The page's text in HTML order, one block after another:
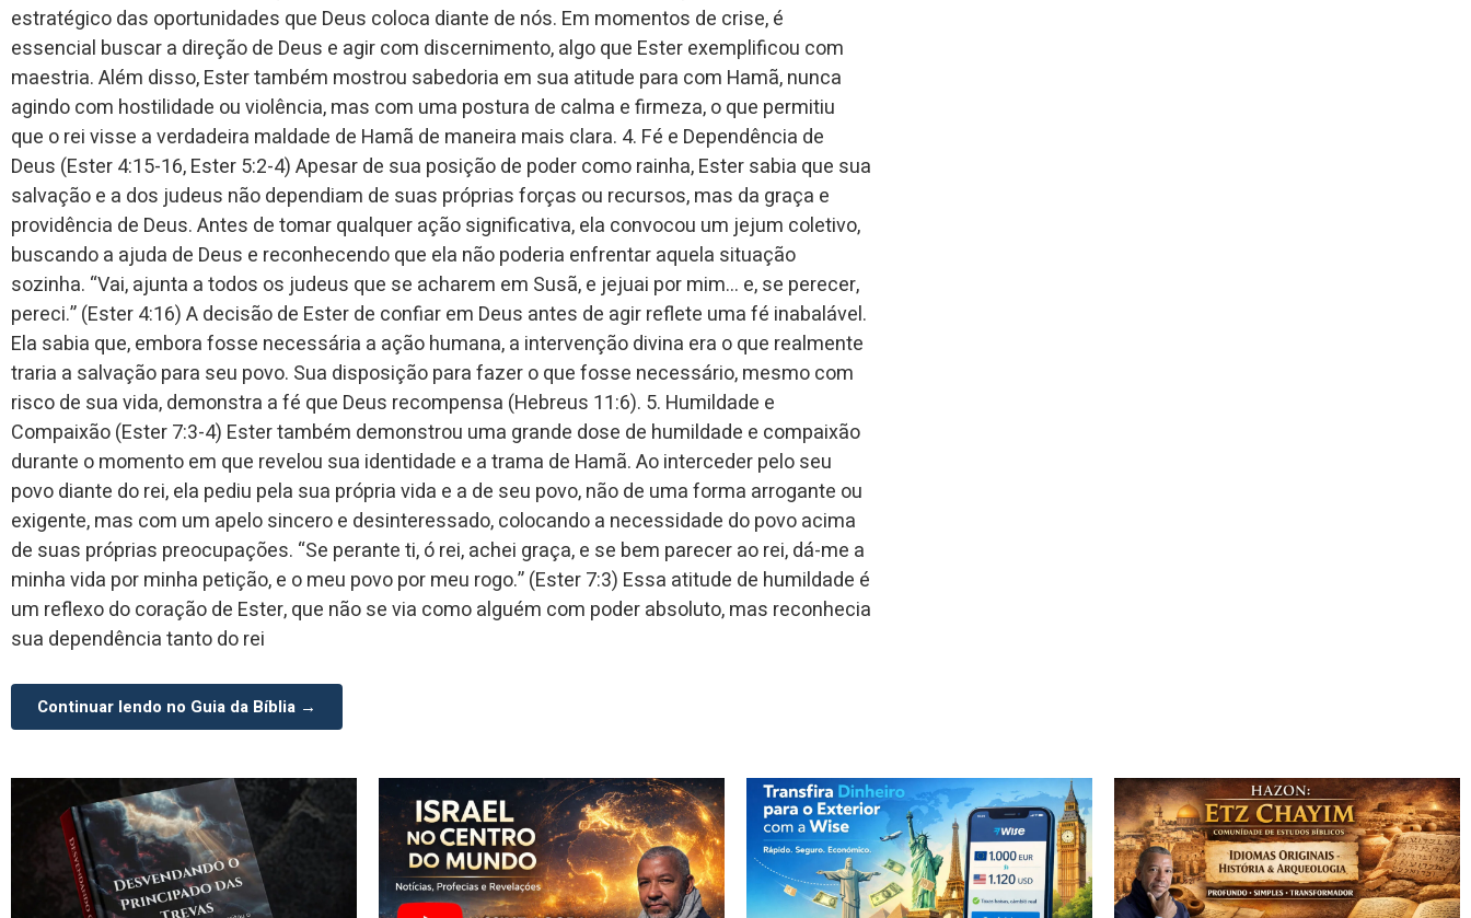
estratégico das oportunidades que Deus coloca diante de nós. Em momentos de crise, é
essencial buscar a direção de Deus e agir com discernimento, algo que Ester exemplificou com
maestria. Além disso, Ester também mostrou sabedoria em sua atitude para com Hamã, nunca
agindo com hostilidade ou violência, mas com uma postura de calma e firmeza, o que permitiu
que o rei visse a verdadeira maldade de Hamã de maneira mais clara. 4. Fé e Dependência de
Deus (Ester 4:15-16, Ester 5:2-4) Apesar de sua posição de poder como rainha, Ester sabia que sua
salvação e a dos judeus não dependiam de suas próprias forças ou recursos, mas da graça e
providência de Deus. Antes de tomar qualquer ação significativa, ela convocou um jejum coletivo,
buscando a ajuda de Deus e reconhecendo que ela não poderia enfrentar aquela situação
sozinha. “Vai, ajunta a todos os judeus que se acharem em Susã, e jejuai por mim… e, se perecer,
pereci.” (Ester 4:16) A decisão de Ester de confiar em Deus antes de agir reflete uma fé inabalável.
Ela sabia que, embora fosse necessária a ação humana, a intervenção divina era o que realmente
traria a salvação para seu povo. Sua disposição para fazer o que fosse necessário, mesmo com
risco de sua vida, demonstra a fé que Deus recompensa (Hebreus 11:6). 5. Humildade e
Compaixão (Ester 7:3-4) Ester também demonstrou uma grande dose de humildade e compaixão
durante o momento em que revelou sua identidade e a trama de Hamã. Ao interceder pelo seu
povo diante do rei, ela pediu pela sua própria vida e a de seu povo, não de uma forma arrogante ou
exigente, mas com um apelo sincero e desinteressado, colocando a necessidade do povo acima
de suas próprias preocupações. “Se perante ti, ó rei, achei graça, e se bem parecer ao rei, dá-me a
minha vida por minha petição, e o meu povo por meu rogo.” (Ester 7:3) Essa atitude de humildade é
um reflexo do coração de Ester, que não se via como alguém com poder absoluto, mas reconhecia
sua dependência tanto do rei
Continuar lendo no Guia da Bíblia →